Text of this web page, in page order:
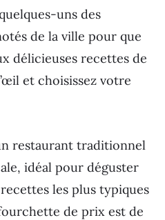
uns des
de la ville pour que
délicieuses recettes de
et choisissez votre
restaurant traditionnel
idéal pour déguster
les plus typiques
de prix est de